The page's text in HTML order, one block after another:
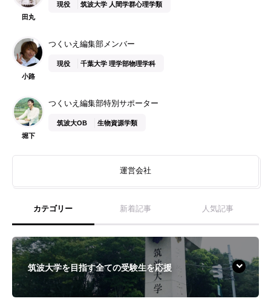
田丸
現役 筑波大学 人間学群心理学類
小路
つくいえ編集部メンバー
現役 千葉大学 理学部物理学科
堀下
つくいえ編集部特別サポーター
筑波大OB 生物資源学類
運営会社
カテゴリー 新着記事 人気記事
筑波大学を目指す全ての受験生を応援